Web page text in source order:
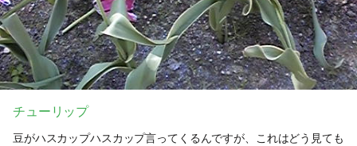
チューリップ
豆がハスカップハスカップ言ってくるんですが、これはどう見ても